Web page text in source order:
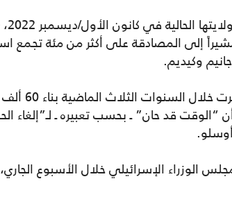
إلى المصادقة على أكثر من مئة تجمع
وكيديم.
وأضاف
“الوقت قد حان” ـ بحسب تعبيره ـ لـ”إلغاء
الإسرائيلي خلال الأسبوع الجاري،